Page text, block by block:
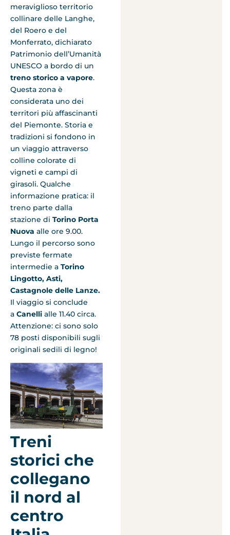
meraviglioso territorio
collinare delle Langhe,
del Roero e del
Monferrato, dichiarato
Patrimonio dell’Umanità
UNESCO a bordo di un
treno storico a vapore.
Questa zona è
considerata uno dei
territori più affascinanti
del Piemonte. Storia e
tradizioni si fondono in
un viaggio attraverso
colline colorate di
vigneti e campi di
girasoli. Qualche
informazione pratica: il
treno parte dalla
stazione di Torino Porta
Nuova alle ore 9.00.
Lungo il percorso sono
previste fermate
intermedie a Torino
Lingotto, Asti,
Castagnole delle Lanze.
Il viaggio si conclude
a Canelli alle 11.40 circa.
Attenzione: ci sono solo
78 posti disponibili sugli
originali sedili di legno!
Treni
storici che
collegano
il nord al
centro